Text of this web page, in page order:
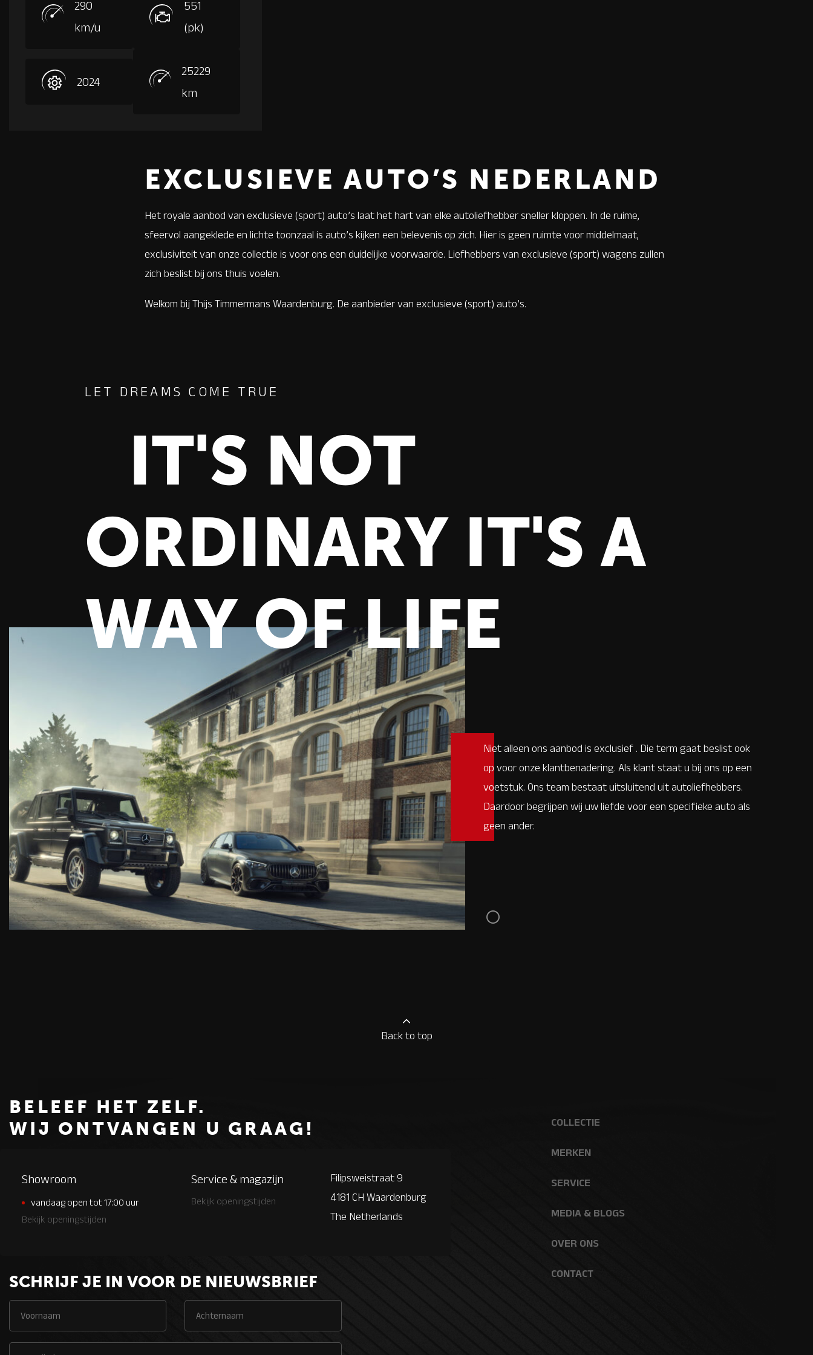
TREKHAAK,
ZONWERINGSPAKKET
290
km/u
551
(pk)
2024
25229
km
EXCLUSIEVE AUTO’S NEDERLAND
Het royale aanbod van exclusieve (sport) auto’s laat het hart van elke autoliefhebber sneller kloppen. In de ruime,
sfeervol aangeklede en lichte toonzaal is auto’s kijken een belevenis op zich. Hier is geen ruimte voor middelmaat,
exclusiviteit van onze collectie is voor ons een duidelijke voorwaarde. Liefhebbers van exclusieve (sport) wagens zullen
zich beslist bij ons thuis voelen.
Welkom bij Thijs Timmermans Waardenburg. De aanbieder van exclusieve (sport) auto’s.
LET DREAMS COME TRUE
IT'S NOT
ORDINARY IT'S A
WAY OF LIFE
Niet alleen ons aanbod is exclusief . Die term gaat beslist ook
op voor onze klantbenadering. Als klant staat u bij ons op een
voetstuk. Ons team bestaat uitsluitend uit autoliefhebbers.
Daardoor begrijpen wij uw liefde voor een specifieke auto als
geen ander.
Back to top
BELEEF HET ZELF.
WIJ ONTVANGEN U GRAAG!
Showroom
vandaag open tot 17:00 uur
Bekijk openingstijden
Service & magazijn
Bekijk openingstijden
Filipsweistraat 9
4181 CH Waardenburg
The Netherlands
SCHRIJF JE IN VOOR DE NIEUWSBRIEF
COLLECTIE
MERKEN
SERVICE
MEDIA & BLOGS
OVER ONS
CONTACT